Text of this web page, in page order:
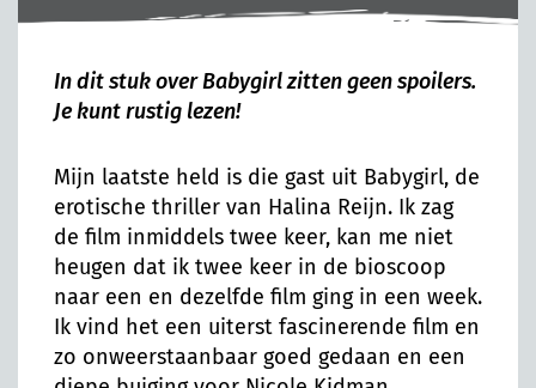
In dit stuk over Babygirl zitten geen spoilers.
Je kunt rustig lezen!
Mijn laatste held is die gast uit Babygirl, de
erotische thriller van Halina Reijn. Ik zag
de film inmiddels twee keer, kan me niet
heugen dat ik twee keer in de bioscoop
naar een en dezelfde film ging in een week.
Ik vind het een uiterst fascinerende film en
zo onweerstaanbaar goed gedaan en een